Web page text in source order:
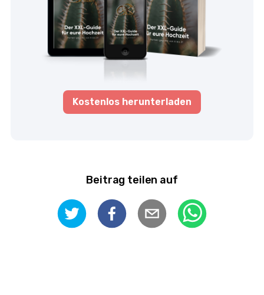
Kostenlos herunterladen
Beitrag teilen auf